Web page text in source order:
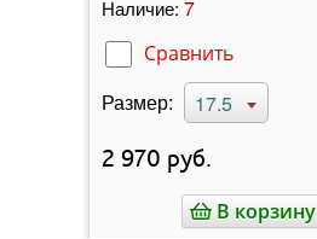
Наличие: 7
Сравнить
Размер: 17.5
2 970 руб.
В корзину